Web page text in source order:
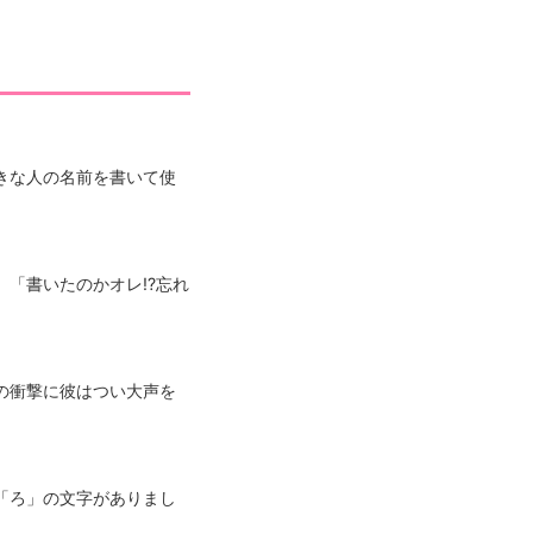
な人の名前を書いて使
「書いたのかオレ!?忘れ
衝撃に彼はつい大声を
ろ」の文字がありまし